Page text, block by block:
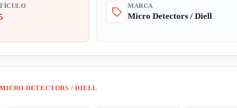
MARCA
Micro Detectors / Diell
DETECTORS / DIELL